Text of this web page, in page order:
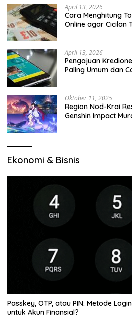
April 13, 2026
Cara Menghitung
Online agar Cicilan
April 13, 2026
Pengajuan
Paling Umum dan
Oktober 11, 2025
Region Nod-Krai
Genshin Impact
Ekonomi & Bisnis
Passkey, OTP, atau PIN: Metode
untuk Akun Finansial?